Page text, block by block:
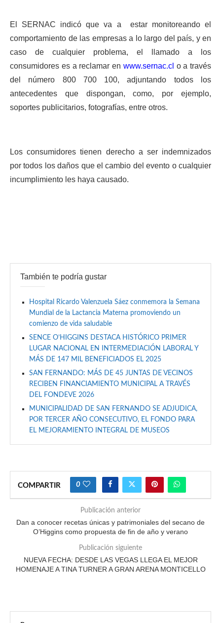
El SERNAC indicó que va a
estar monitoreando el
comportamiento de las empresas a lo largo del país, y en
caso de cualquier problema, el llamado a los
consumidores es a reclamar en www.sernac.cl o a través
del número 800 700 100, adjuntando todos los
antecedentes que dispongan, como, por ejemplo,
soportes publicitarios, fotografías, entre otros.
Los consumidores tienen derecho a ser indemnizados
por todos los daños que el cambio del evento o cualquier
incumplimiento les haya causado.
También te podría gustar
Hospital Ricardo Valenzuela Sáez conmemora la Semana
Mundial de la Lactancia Materna promoviendo un
comienzo de vida saludable
SENCE O’HIGGINS DESTACA HISTÓRICO PRIMER
LUGAR NACIONAL EN INTERMEDIACIÓN LABORAL Y
MÁS DE 147 MIL BENEFICIADOS EL 2025
SAN FERNANDO: MÁS DE 45 JUNTAS DE VECINOS
RECIBEN FINANCIAMIENTO MUNICIPAL A TRAVÉS
DEL FONDEVE 2026
MUNICIPALIDAD DE SAN FERNANDO SE ADJUDICA,
POR TERCER AÑO CONSECUTIVO, EL FONDO PARA
EL MEJORAMIENTO INTEGRAL DE MUSEOS
COMPARTIR 0
Publicación anterior
Dan a conocer recetas únicas y patrimoniales del secano de
O’Higgins como propuesta de fin de año y verano
Publicación siguiente
NUEVA FECHA: DESDE LAS VEGAS LLEGA EL MEJOR
HOMENAJE A TINA TURNER A GRAN ARENA MONTICELLO